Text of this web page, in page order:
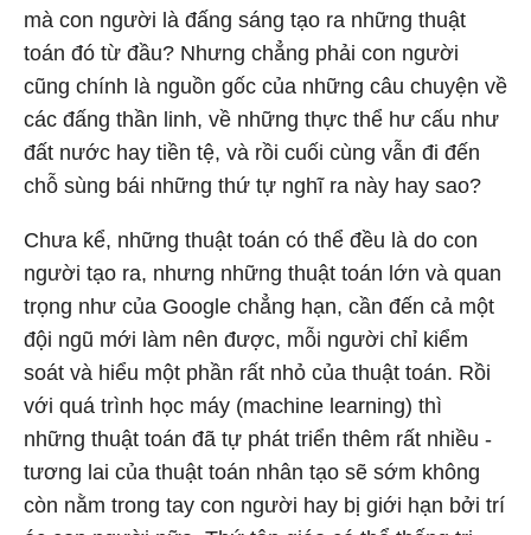
mà con người là đấng sáng tạo ra những thuật
toán đó từ đầu? Nhưng chẳng phải con người
cũng chính là nguồn gốc của những câu chuyện về
các đấng thần linh, về những thực thể hư cấu như
đất nước hay tiền tệ, và rồi cuối cùng vẫn đi đến
chỗ sùng bái những thứ tự nghĩ ra này hay sao?
Chưa kể, những thuật toán có thể đều là do con
người tạo ra, nhưng những thuật toán lớn và quan
trọng như của Google chẳng hạn, cần đến cả một
đội ngũ mới làm nên được, mỗi người chỉ kiểm
soát và hiểu một phần rất nhỏ của thuật toán. Rồi
với quá trình học máy (machine learning) thì
những thuật toán đã tự phát triển thêm rất nhiều -
tương lai của thuật toán nhân tạo sẽ sớm không
còn nằm trong tay con người hay bị giới hạn bởi trí